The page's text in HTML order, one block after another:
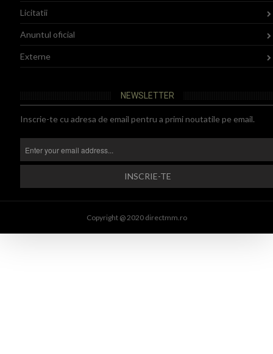
Licitatii
Anuntul oficial
Externe
NEWSLETTER
Inscrie-te cu adresa de email pentru a primi noutatile pe email.
Copyright @ 2020 directmm.ro